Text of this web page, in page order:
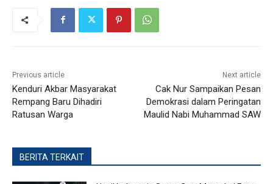
Previous article
Kenduri Akbar Masyarakat
Rempang Baru Dihadiri
Ratusan Warga
Next article
Cak Nur Sampaikan Pesan
Demokrasi dalam Peringatan
Maulid Nabi Muhammad SAW
BERITA TERKAIT